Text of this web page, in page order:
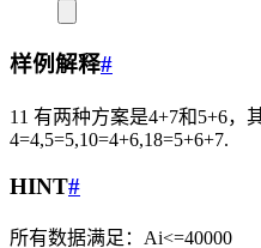
样例解释#
11 有两种方案是4+7和5+6，
4=4,5=5,10=4+6,18=5+6+7.
HINT#
所有数据满足：Ai<=40000